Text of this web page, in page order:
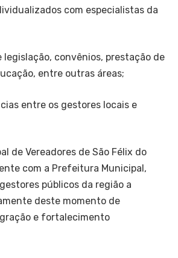
com especialistas da
legislação, convênios, prestação de
entre outras áreas;
entre os gestores locais e
de Vereadores de São Félix do
com a Prefeitura Municipal,
públicos da região a
deste momento de
e fortalecimento